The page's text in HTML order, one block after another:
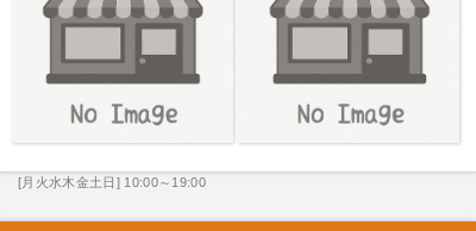
[月火水木金土日] 10:00～19:00